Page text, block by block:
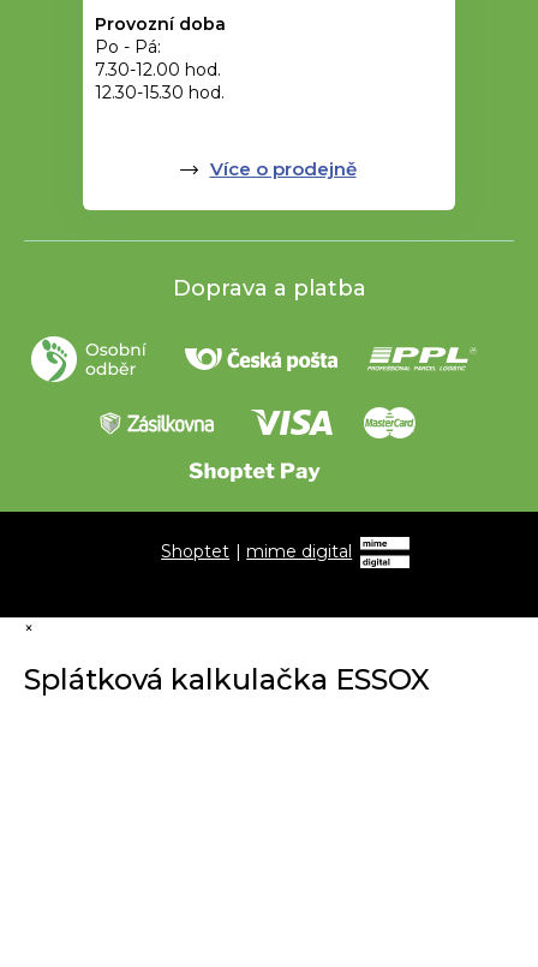
Provozní doba
Po - Pá:
7.30-12.00 hod.
12.30-15.30 hod.
Více o prodejně
Doprava a platba
Shoptet |mime digital
×
Splátková kalkulačka ESSOX